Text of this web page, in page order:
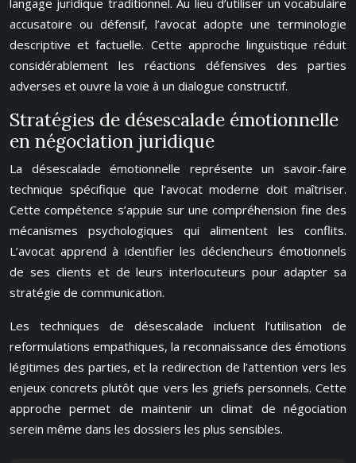
langage juridique traditionnel. Au lieu d’utiliser un vocabulaire
accusatoire ou défensif, l’avocat adopte une terminologie
descriptive et factuelle. Cette approche linguistique réduit
considérablement les réactions défensives des parties
adverses et ouvre la voie à un dialogue constructif.
Stratégies de désescalade émotionnelle
en négociation juridique
La désescalade émotionnelle représente un savoir-faire
technique spécifique que l’avocat moderne doit maîtriser.
Cette compétence s’appuie sur une compréhension fine des
mécanismes psychologiques qui alimentent les conflits.
L’avocat apprend à identifier les déclencheurs émotionnels
de ses clients et de leurs interlocuteurs pour adapter sa
stratégie de communication.
Les techniques de désescalade incluent l’utilisation de
reformulations empathiques, la reconnaissance des émotions
légitimes des parties, et la redirection de l’attention vers les
enjeux concrets plutôt que vers les griefs personnels. Cette
approche permet de maintenir un climat de négociation
serein même dans les dossiers les plus sensibles.